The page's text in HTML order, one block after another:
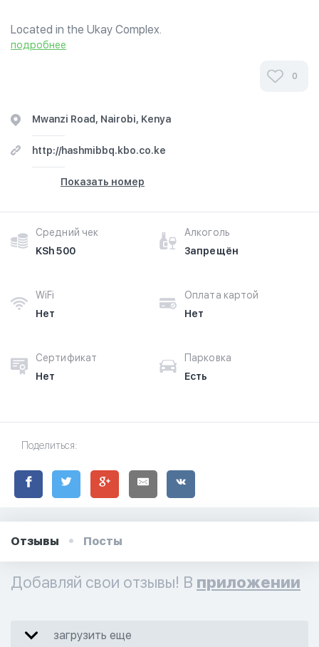
Located in the Ukay Complex.
подробнее
0
Mwanzi Road, Nairobi, Kenya
http://hashmibbq.kbo.co.ke
Показать номер
Средний чек
KSh 500
Алкоголь
Запрещён
WiFi
Нет
Оплата картой
Нет
Сертификат
Нет
Парковка
Есть
Поделиться:
Отзывы Посты
Добавляй свои отзывы! В приложении
загрузить еще